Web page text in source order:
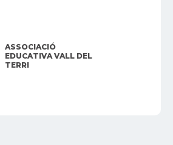
ASSOCIACIÓ
EDUCATIVA VALL DEL
TERRI